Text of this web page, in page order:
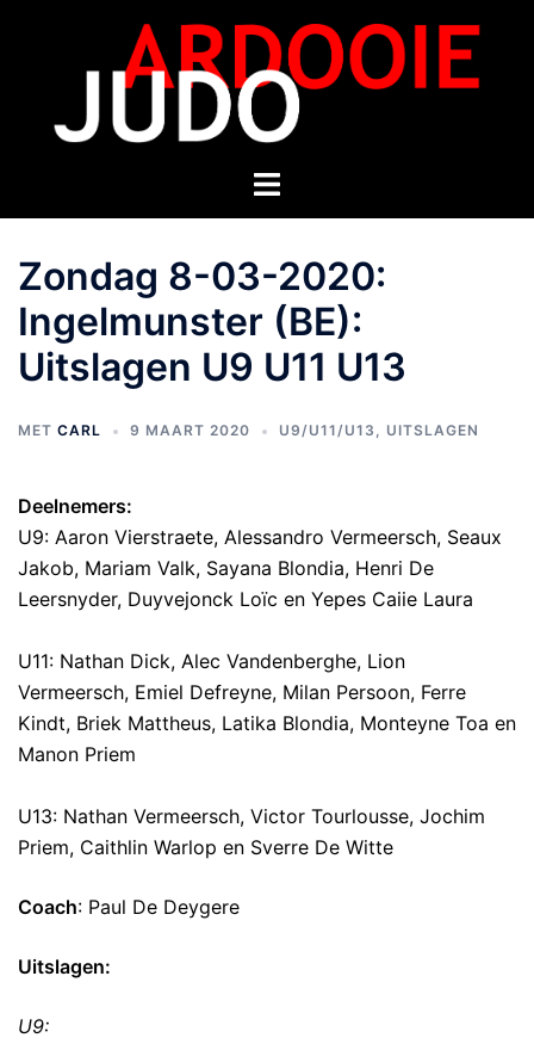
Zondag 8-03-2020:
Ingelmunster (BE):
Uitslagen U9 U11 U13
MET CARL 9 MAART 2020 U9/U11/U13 , UITSLAGEN
Deelnemers:
U9: Aaron Vierstraete, Alessandro Vermeersch, Seaux
Jakob, Mariam Valk, Sayana Blondia, Henri De
Leersnyder, Duyvejonck Loïc en Yepes Caiie Laura
U11: Nathan Dick, Alec Vandenberghe, Lion
Vermeersch, Emiel Defreyne, Milan Persoon, Ferre
Kindt, Briek Mattheus, Latika Blondia, Monteyne Toa en
Manon Priem
U13: Nathan Vermeersch, Victor Tourlousse, Jochim
Priem, Caithlin Warlop en Sverre De Witte
Coach: Paul De Deygere
Uitslagen:
U9: